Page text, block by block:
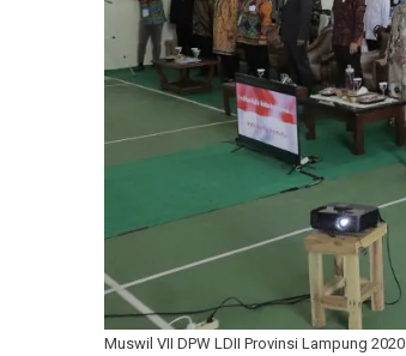
Muswil VII DPW LDII Provinsi Lampung 2020